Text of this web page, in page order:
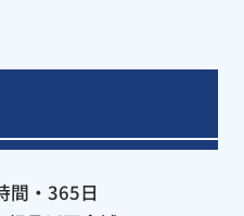
ことにします。
間・365日